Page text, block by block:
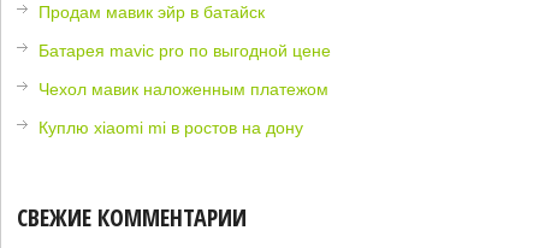
Продам мавик эйр в батайск
Батарея mavic pro по выгодной цене
Чехол мавик наложенным платежом
Куплю xiaomi mi в ростов на дону
СВЕЖИЕ КОММЕНТАРИИ